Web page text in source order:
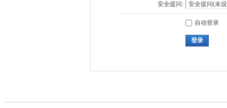
安全提问:
自动登录
登录